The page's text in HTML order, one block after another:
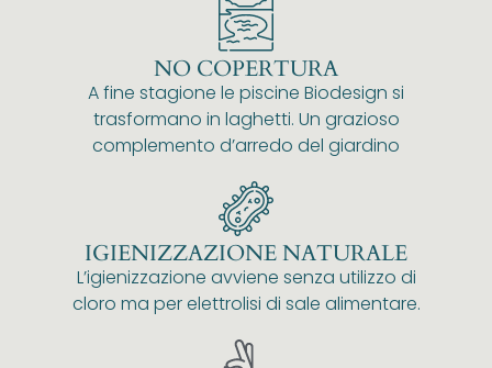
NO COPERTURA
A fine stagione le piscine Biodesign si
trasformano in laghetti. Un grazioso
complemento d’arredo del giardino
IGIENIZZAZIONE NATURALE
L’igienizzazione avviene senza utilizzo di
cloro ma per elettrolisi di sale alimentare.